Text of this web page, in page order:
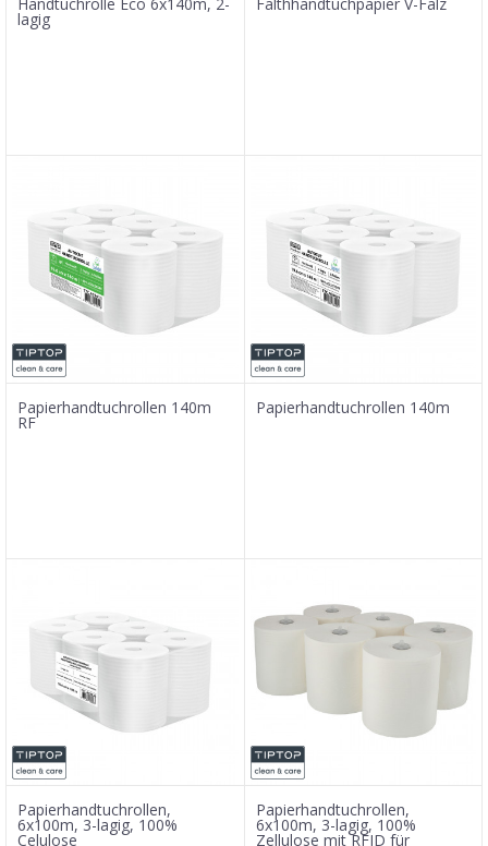
lagig
Papierhandtuchrollen 140m
RF
Papierhandtuchrollen 140m
Papierhandtuchrollen,
6x100m, 3-lagig, 100%
Celulose
Papierhandtuchrollen,
6x100m, 3-lagig, 100%
Zellulose mit RFID für